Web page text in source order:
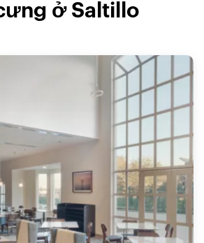
ở Saltillo